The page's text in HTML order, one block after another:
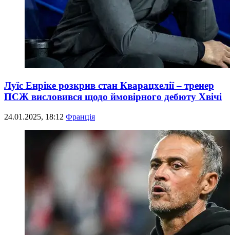
Луїс Енріке розкрив стан Кварацхелії – тренер
ПСЖ висловився щодо ймовірного дебюту Хвічі
24.01.2025, 18:12 Франція